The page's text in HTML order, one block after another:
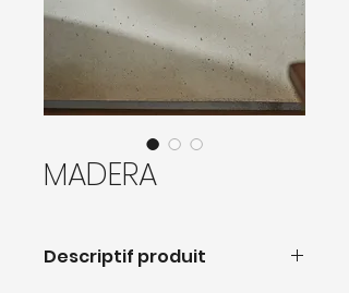
MADERA
Descriptif produit